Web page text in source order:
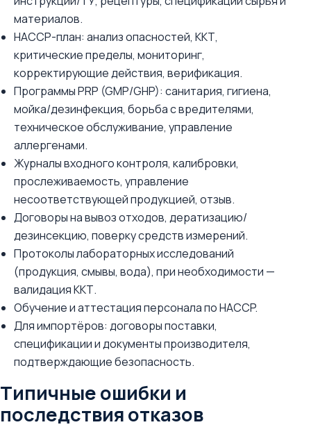
материалов.
HACCP-план: анализ опасностей, ККТ,
критические пределы, мониторинг,
корректирующие действия, верификация.
Программы PRP (GMP/GHP): санитария, гигиена,
мойка/дезинфекция, борьба с вредителями,
техническое обслуживание, управление
аллергенами.
Журналы входного контроля, калибровки,
прослеживаемость, управление
несоответствующей продукцией, отзыв.
Договоры на вывоз отходов, дератизацию/
дезинсекцию, поверку средств измерений.
Протоколы лабораторных исследований
(продукция, смывы, вода), при необходимости —
валидация ККТ.
Обучение и аттестация персонала по HACCP.
Для импортёров: договоры поставки,
спецификации и документы производителя,
подтверждающие безопасность.
Типичные ошибки и
последствия отказов